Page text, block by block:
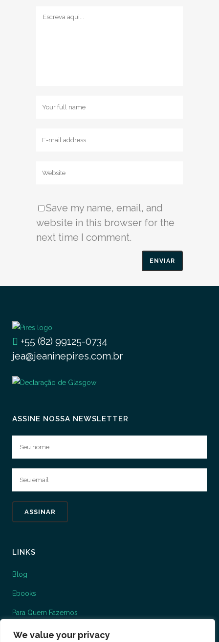
We value your privacy
Save my name, email, and
website in this browser for the
next time I comment.
+55 (82) 99125-0734
jea@jeaninepires.com.br
ASSINE NOSSA NEWSLETTER
LINKS
Blog
Ebooks
Para Quem Fazemos
O que fazemos